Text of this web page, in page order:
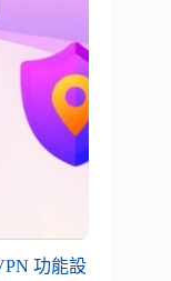
功能設